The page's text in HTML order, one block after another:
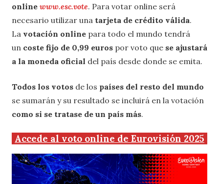
online www.esc.vote. Para votar online será
necesario utilizar una tarjeta de crédito válida.
La votación online para todo el mundo tendrá
un coste fijo de 0,99 euros por voto que se ajustará
a la moneda oficial del país desde donde se emita.
Todos los votos de los países del resto del mundo
se sumarán y su resultado se incluirá en la votación
como si se tratase de un país más.
Accede al voto online de Eurovisión 2025